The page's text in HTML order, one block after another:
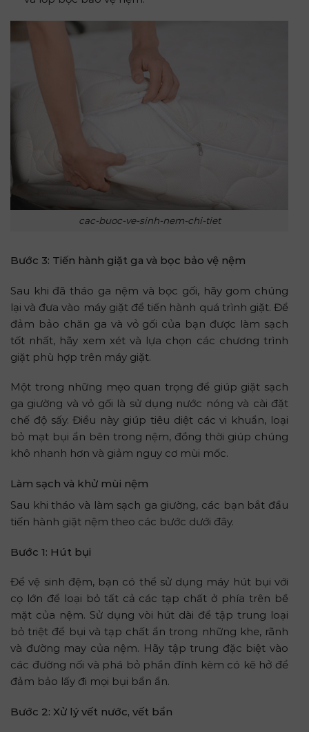
cac-buoc-ve-sinh-nem-chi-tiet
Bước 3: Tiến hành giặt ga và bọc bảo vệ nệm
Sau khi đã tháo ga nệm và bọc gối, hãy gom chúng
lại và đưa vào máy giặt để tiến hành quá trình giặt. Để
đảm bảo chăn ga và vỏ gối của bạn được làm sạch
tốt nhất, hãy xem xét và lựa chọn các chương trình
giặt phù hợp trên máy giặt.
Một trong những mẹo quan trọng để giúp giặt sạch
ga giường và vỏ gối là sử dụng nước nóng và cài đặt
chế độ sấy. Điều này giúp tiêu diệt các vi khuẩn, loại
bỏ mạt bụi ẩn bên trong nệm, đồng thời giúp chúng
khô nhanh hơn và giảm nguy cơ mùi mốc.
Làm sạch và khử mùi nệm
Sau khi tháo và làm sạch ga giường, các bạn bắt đầu
tiến hành giặt nệm theo các bước dưới đây.
Bước 1: Hút bụi
Để vệ sinh đệm, bạn có thể sử dụng máy hút bụi với
cọ lớn để loại bỏ tất cả các tạp chất ở phía trên bề
mặt của nệm. Sử dụng vòi hút dài để tập trung loại
bỏ triệt để bụi và tạp chất ẩn trong những khe, rãnh
và đường may của nệm. Hãy tập trung đặc biệt vào
các đường nối và phá bỏ phần đính kèm có kẽ hở để
đảm bảo lấy đi mọi bụi bẩn ẩn.
Bước 2: Xử lý vết nước, vết bẩn